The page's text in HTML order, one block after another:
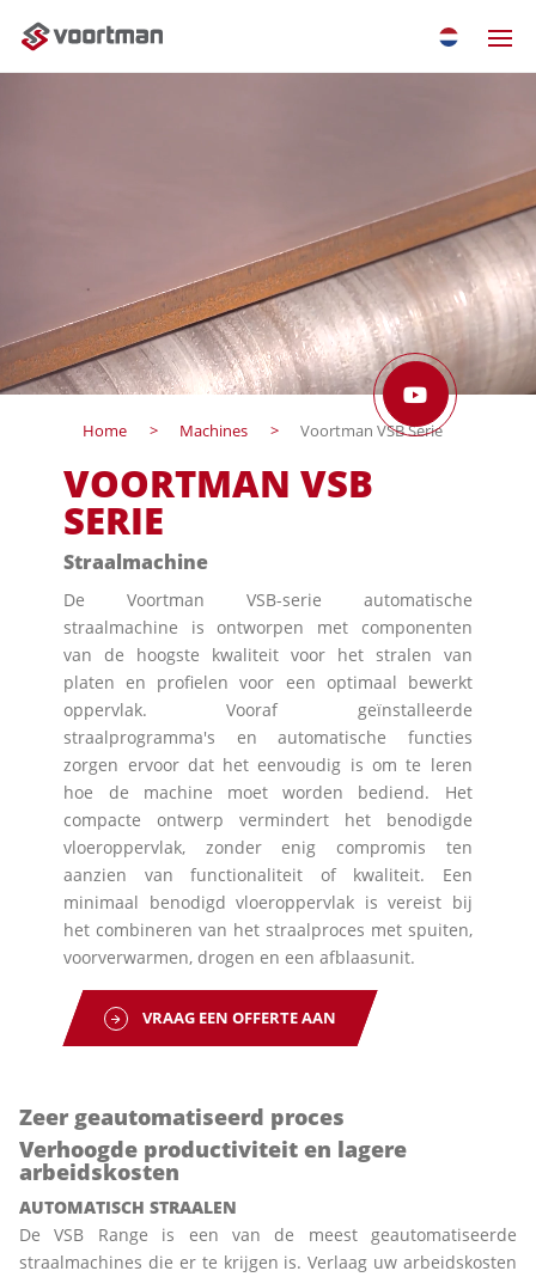
Home Machines Voortman VSB Serie
VOORTMAN VSB
SERIE
Straalmachine
De Voortman VSB-serie automatische
straalmachine is ontworpen met componenten
van de hoogste kwaliteit voor het stralen van
platen en profielen voor een optimaal bewerkt
oppervlak. Vooraf geïnstalleerde
straalprogramma's en automatische functies
zorgen ervoor dat het eenvoudig is om te leren
hoe de machine moet worden bediend. Het
compacte ontwerp vermindert het benodigde
vloeroppervlak, zonder enig compromis ten
aanzien van functionaliteit of kwaliteit. Een
minimaal benodigd vloeroppervlak is vereist bij
het combineren van het straalproces met spuiten,
voorverwarmen, drogen en een afblaasunit.
VRAAG EEN OFFERTE AAN
Zeer geautomatiseerd proces
Verhoogde productiviteit en lagere
arbeidskosten
AUTOMATISCH STRAALEN
De VSB Range is een van de meest geautomatiseerde
straalmachines die er te krijgen is. Verlaag uw arbeidskosten